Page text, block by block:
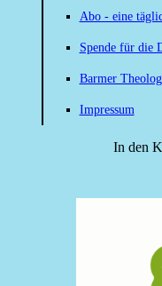
Abo - eine
Spende für die
Barmer
Impressum
In den